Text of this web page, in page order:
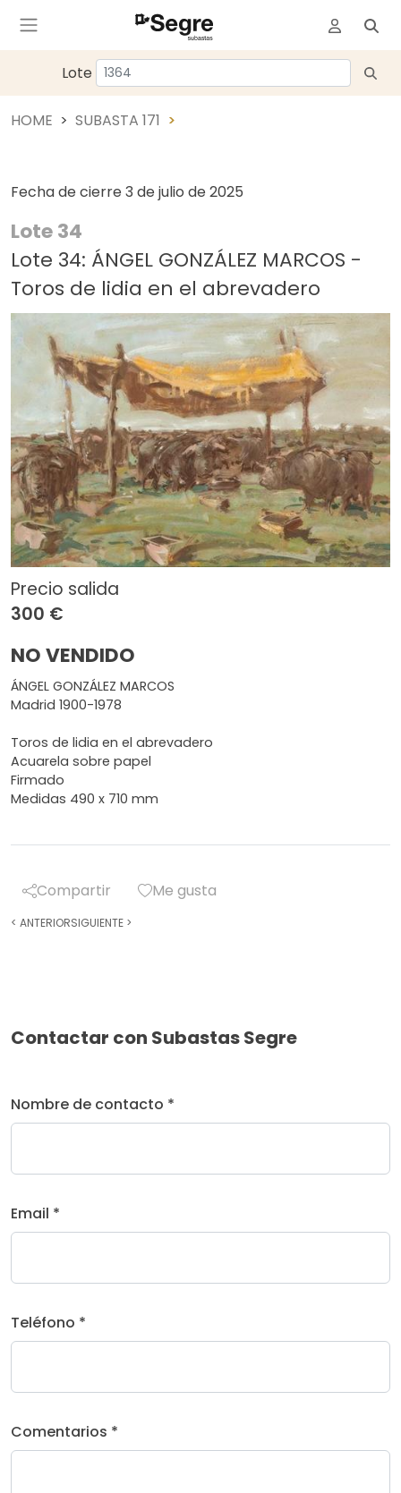
Lote
HOME SUBASTA 171
Fecha de cierre 3 de julio de 2025
Lote 34
Lote 34: ÁNGEL GONZÁLEZ MARCOS -
Toros de lidia en el abrevadero
Precio salida
300 €
NO VENDIDO
ÁNGEL GONZÁLEZ MARCOS
Madrid 1900-1978
Toros de lidia en el abrevadero
Acuarela sobre papel
Firmado
Medidas 490 x 710 mm
Compartir Me gusta
< ANTERIORSIGUIENTE >
Contactar con Subastas Segre
Nombre de contacto *
Email *
Teléfono *
Comentarios *